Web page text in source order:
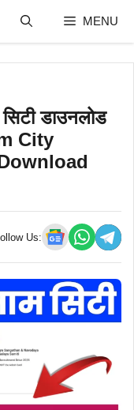
MENU
डाउनलोड
City
Us: